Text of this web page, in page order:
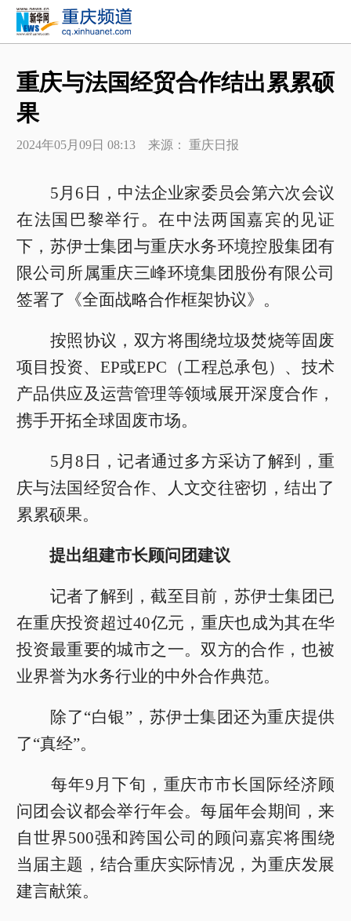
重庆与法国经贸合作结出累累硕
果
2024年05月09日 08:13 来源： 重庆日报
5月6日，中法企业家委员会第六次会议
在法国巴黎举行。在中法两国嘉宾的见证
下，苏伊士集团与重庆水务环境控股集团有
限公司所属重庆三峰环境集团股份有限公司
签署了《全面战略合作框架协议》。
按照协议，双方将围绕垃圾焚烧等固废
项目投资、EP或EPC（工程总承包）、技术
产品供应及运营管理等领域展开深度合作，
携手开拓全球固废市场。
5月8日，记者通过多方采访了解到，重
庆与法国经贸合作、人文交往密切，结出了
累累硕果。
提出组建市长顾问团建议
记者了解到，截至目前，苏伊士集团已
在重庆投资超过40亿元，重庆也成为其在华
投资最重要的城市之一。双方的合作，也被
业界誉为水务行业的中外合作典范。
除了“白银”，苏伊士集团还为重庆提供
了“真经”。
每年9月下旬，重庆市市长国际经济顾
问团会议都会举行年会。每届年会期间，来
自世界500强和跨国公司的顾问嘉宾将围绕
当届主题，结合重庆实际情况，为重庆发展
建言献策。